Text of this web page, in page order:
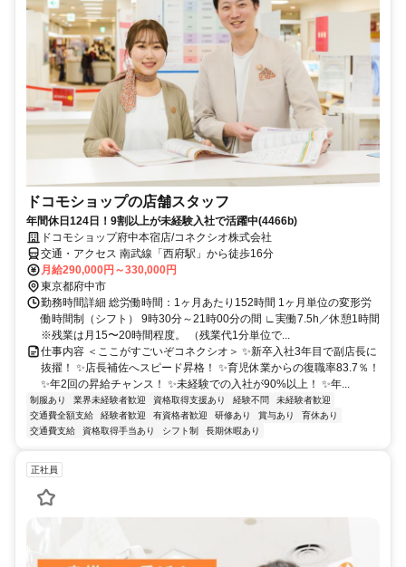
ドコモショップの店舗スタッフ
年間休日124日！9割以上が未経験入社で活躍中(4466b)
ドコモショップ府中本宿店/コネクシオ株式会社
交通・アクセス 南武線「西府駅」から徒歩16分
月給290,000円～330,000円
東京都府中市
勤務時間詳細 総労働時間：1ヶ月あたり152時間 1ヶ月単位の変形労
働時間制（シフト） 9時30分～21時00分の間 ∟実働7.5h／休憩1時間
※残業は月15〜20時間程度。 （残業代1分単位で...
仕事内容 ＜ここがすごいぞコネクシオ＞ ✨新卒入社3年目で副店長に
抜擢！ ✨店長補佐へスピード昇格！ ✨育児休業からの復職率83.7％！
✨年2回の昇給チャンス！ ✨未経験での入社が90%以上！ ✨年...
制服あり 業界未経験者歓迎 資格取得支援あり 経験不問
未経験者歓迎
交通費全額支給
経験者歓迎 有資格者歓迎 研修あり 賞与あり
育休あり
交通費支給
資格取得手当あり シフト制 長期休暇あり
正社員